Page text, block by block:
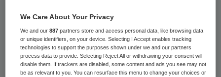
cliënten toeneemt. Dat meldt dagblad
Tubantia.
Om de problemen het hoofd te bieden
werken de thuiszorgorganisaties rond
We Care About Your Privacy
We and our887 partners store and access personal data, like browsing data
or unique identifiers, on your device. Selecting I Accept enables tracking
technologies to support the purposes shown under we and our partners
process data to provide. Selecting Reject All or withdrawing your consent will
disable them. If trackers are disabled, some content and ads you see may not
be as relevant to you. You can resurface this menu to change your choices or